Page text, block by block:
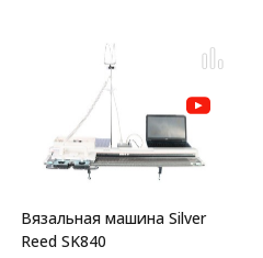
Вязальная машина Silver
Reed SK840